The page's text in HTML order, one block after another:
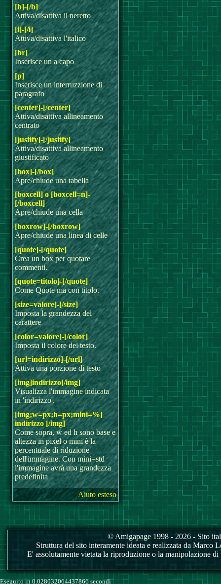
[b]-[/b]
Attiva/disattiva il neretto
[i]-[/i]
Attiva/disattiva l'italico
[br]
Inserisce un a capo
[p]
Inserisce un interruzzione di
paragrafo
[center]-[/center]
Attiva/disattiva allineamento
centrato
[justify]-[/justify]
Attiva/disattiva allineamento
giustificato
[box]-[/box]
Apre/chiude una tabella
[boxcell] o [boxcell=n]-
[/boxcell]
Apre/chiude una cella
[boxrow]-[/boxrow]
Apre/chiude una linea di celle
[quote]-[/quote]
Crea un box per quotare
commenti.
[quote=titolo]-[/quote]
Come Quote ma con titolo.
[size=valore]-[/size]
Imposta la grandezza del
carattere
[color=valore]-[/color]
Imposta il colore del testo.
[url=indirizzo]-[/url]
Attiva una porzione di testo
[img]indirizzo[/img]
Visualizza l'immagine indicata
in 'indirizzo'.
[img;w=px;h=px;mini=%]
indirizzo [/img]
Come sopra, w ed h sono base e
altezza in pixel o mini è la
percentuale di riduzione
dell'immagine. Con mini=std
l'immagine avrà una grandezza
predefinita
Aiuto esteso
© Amigapage 1998 - 2026 - Sito
Struttura del sito interamente ideata e realizzata da
E' assolutamente vietata la riproduzione o la manipolazione
Eseguito in 0.028032064437866 secondi